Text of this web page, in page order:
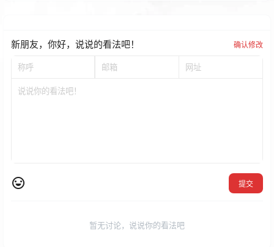
新朋友，你好，说说的看法吧！ 确认修改
提交
暂无讨论，说说你的看法吧